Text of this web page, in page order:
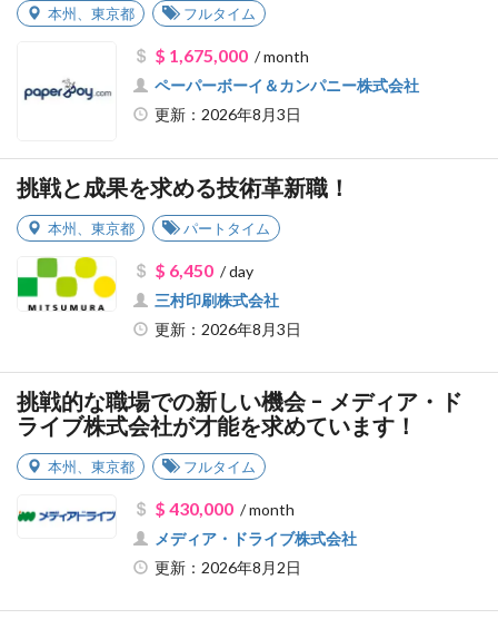
本州 東京都 フルタイム
$ 1,675,000/ month
ペーパーボーイ＆カンパニー株式会社
更新：2026年8月3日
挑戦と成果を求める技術革新職！
本州 東京都 パートタイム
$ 6,450/ day
三村印刷株式会社
更新：2026年8月3日
挑戦的な職場での新しい機会 - メディア・ド
ライブ株式会社が才能を求めています！
本州 東京都 フルタイム
$ 430,000/ month
メディア・ドライブ株式会社
更新：2026年8月2日